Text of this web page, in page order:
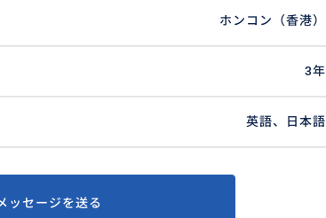
ホンコン（香港）
3年
英語、日本語
ッセージを送る